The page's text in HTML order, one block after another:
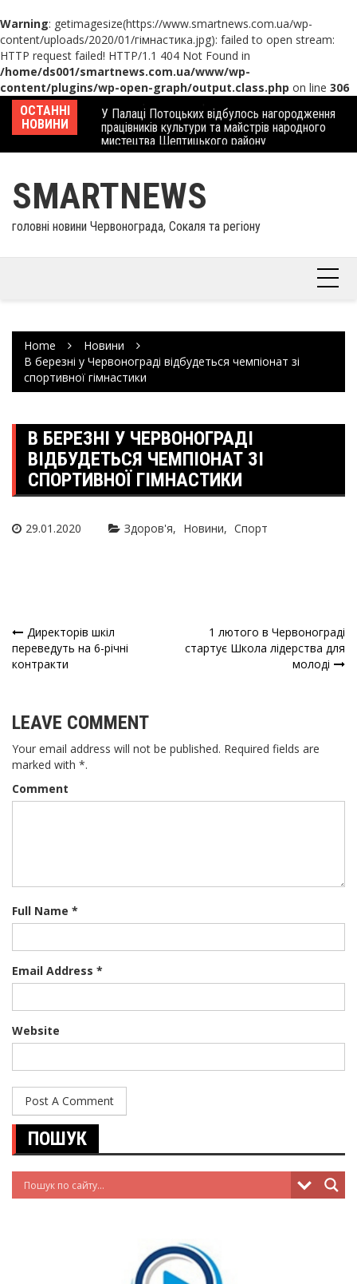
Warning: getimagesize(https://www.smartnews.com.ua/wp-
content/uploads/2020/01/гімнастика.jpg): failed to open stream:
HTTP request failed! HTTP/1.1 404 Not Found in
/home/ds001/smartnews.com.ua/www/wp-
content/plugins/wp-open-graph/output.class.php on line 306
Skip
content
ОСТАННІ
НОВИНИ
У Палаці Потоцьких відбулось нагородження
працівників культури та майстрів народного
мистецтва Шептицького району
SMARTNEWS
головні новини Червонограда, Сокаля та регіону
Home
Новини
В березні у Червонограді відбудеться чемпіонат зі
спортивної гімнастики
В БЕРЕЗНІ У ЧЕРВОНОГРАДІ
ВІДБУДЕТЬСЯ ЧЕМПІОНАТ ЗІ
СПОРТИВНОЇ ГІМНАСТИКИ
29.01.2020 Здоров'я Новини Спорт
Навігація
записів
Директорів шкіл
переведуть на 6-річні
контракти
1 лютого в Червонограді
стартує Школа лідерства для
молоді
LEAVE COMMENT
Your email address will not be published. Required fields are
marked with *.
Comment
Full Name *
Email Address *
Website
ПОШУК